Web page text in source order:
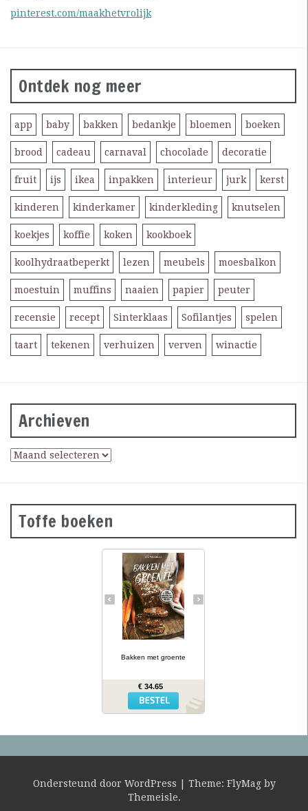
pinterest.com/maakhetvrolijk
Ontdek nog meer
app baby bakken bedankje bloemen boeken
brood cadeau carnaval chocolade decoratie
fruit ijs ikea inpakken interieur jurk kerst
kinderen kinderkamer kinderkleding knutselen
koekjes koffie koken kookboek
koolhydraatbeperkt lezen meubels moesbalkon
moestuin muffins naaien papier peuter
recensie recept Sinterklaas Sofilantjes spelen
taart tekenen verhuizen verven winactie
Archieven
Toffe boeken
courgettebaguettes,
wortelbroodjes en
roggecrackers met
knolselderij: wanneer je
groente in het deeg doet,
krijg je mals en kleurrijk
brood dat ook nog eens
gezonder is dan gewoon
brood. In Bakken met
kookboekenauteur en
recepten (waarvan vele
glutenvrij) voor broden,
bolletjes, baguettes,
crackers en zoete
is niet alleen heerlijk,
… lees meer
Bakken met groente
€ 34.65
Ondersteund door WordPress Theme: FlyMagby
Themeisle.